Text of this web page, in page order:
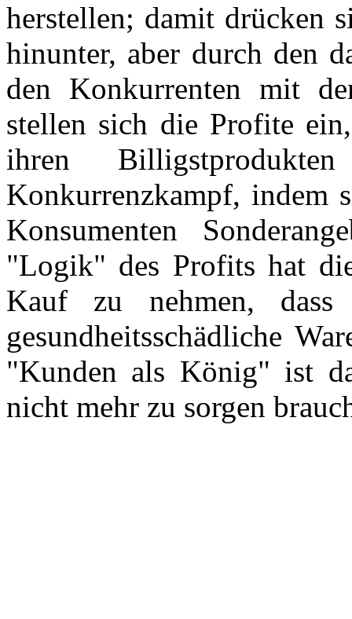
herstellen; damit drücken
hinunter, aber durch den
den Konkurrenten mit
stellen sich die Profite
ihren
Konkurrenzkampf, indem
Konsumenten
"Logik" des Profits hat
Kauf zu nehmen,
gesundheitsschädliche
"Kunden als König" ist
nicht mehr zu sorgen